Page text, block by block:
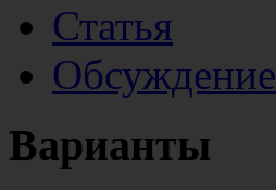
Статья
Обсуждение
Варианты